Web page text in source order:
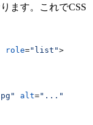
ます。これでCSS
role="list">
alt="..."